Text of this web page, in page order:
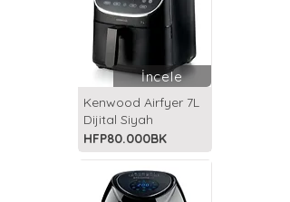
İncele
Kenwood Airfyer 7L
Dijital Siyah
HFP80.000BK